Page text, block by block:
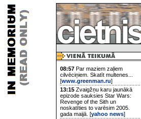
08:57 Par maziem zaļiem
cilvēciņiem. Skatīt multenes...
[www.greenman.ru]
13:15 Zvaigžņu karu jaunākā
epizode sauksies Star Wars:
Revenge of the Sith un
noskatīties to varēsim 2005.
gada maijā. [yahoo news]